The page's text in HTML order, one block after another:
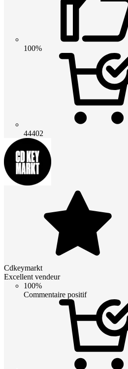
100%
44402
Cdkeymarkt
Excellent vendeur
100%
Commentaire positif